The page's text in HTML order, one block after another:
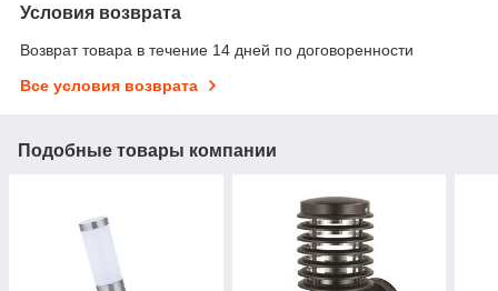
Условия возврата
Возврат товара в течение 14 дней по договоренности
Все условия возврата
Подобные товары компании